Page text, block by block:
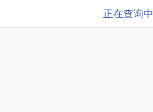
正在查询中